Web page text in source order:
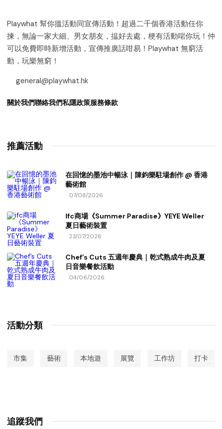
Playwhat 幫你搵活動同宣傳活動！超過二千個香港活動任你
揀，無論一家大細、男女朋友，揾好去處，梗有活動啱你玩！仲
可以免費即時新增活動，宣傳推廣話咁易！Playwhat 無窮活
動，玩樂無窮！
general@playwhat.hk
關於我們聯絡我們私隱政策服務條款
推薦活動
在回憶的墨池中暢泳｜陳鈞樂駐場創作 @ 香港
藝術館
07/08/2026
Ifc商場《Summer Paradise》YEYE Weller
夏日藝術裝置
23/07/2026
Chef’s Cuts 五週年慶典｜乾式熟成牛肉及夏
日音樂餐飲活動
04/06/2026
活動分類
市集 藝術 本地遊 展覽 工作坊 打卡
追蹤我們